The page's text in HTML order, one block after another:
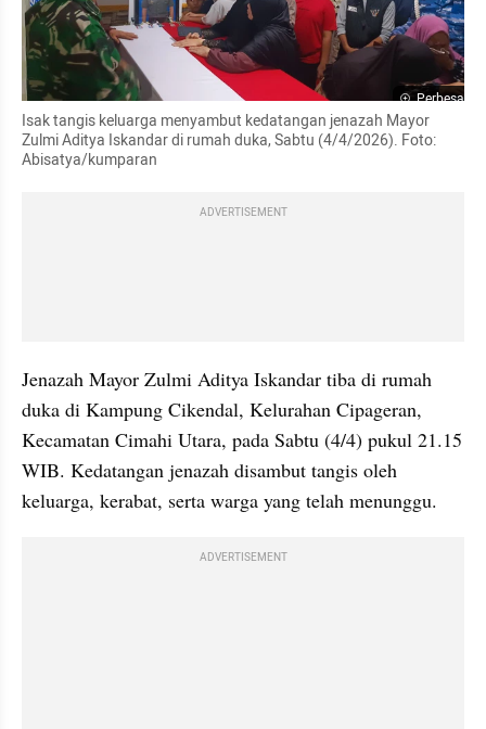
Perbesar
Isak tangis keluarga menyambut kedatangan jenazah Mayor
Zulmi Aditya Iskandar di rumah duka, Sabtu (4/4/2026). Foto:
Abisatya/kumparan
ADVERTISEMENT
Jenazah Mayor Zulmi Aditya Iskandar tiba di rumah
duka di Kampung Cikendal, Kelurahan Cipageran,
Kecamatan Cimahi Utara, pada Sabtu (4/4) pukul 21.15
WIB. Kedatangan jenazah disambut tangis oleh
keluarga, kerabat, serta warga yang telah menunggu.
ADVERTISEMENT